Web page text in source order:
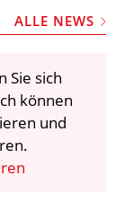
ALLE NEWS
Sie sich
können
und